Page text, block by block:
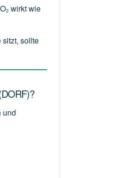
wirkt wie
sitzt, sollte
und